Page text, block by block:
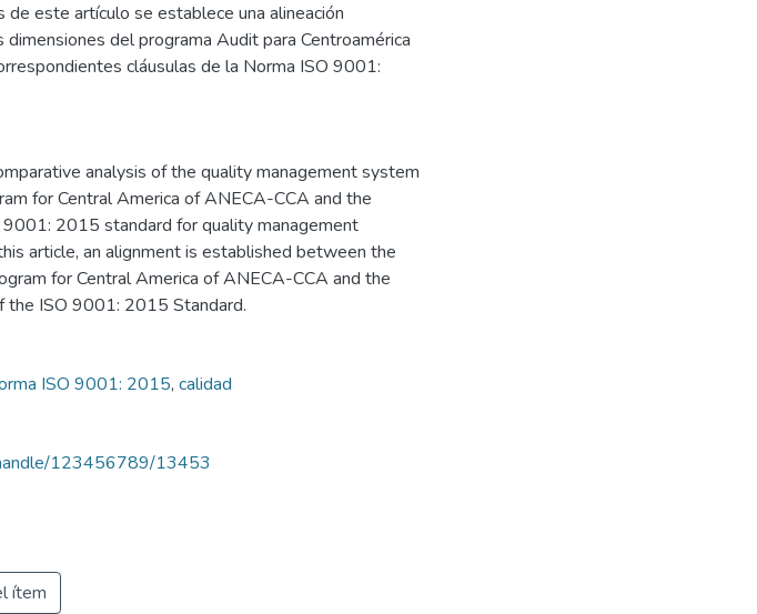
de este artículo se establece una alineación
del programa Audit para Centroamérica
cláusulas de la Norma ISO 9001:
analysis of the quality management system
for Central America of ANECA-CCA and the
2015 standard for quality management
article, an alignment is established between the
for Central America of ANECA-CCA and the
the ISO 9001: 2015 Standard.
ISO 9001: 2015, calidad
123456789/13453
ítem